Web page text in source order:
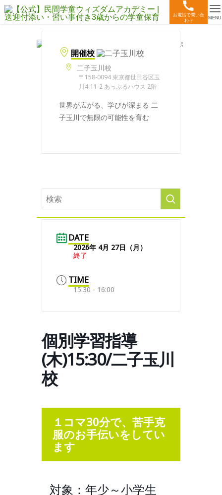
お電話で問い合
わせ
MENU
開催校
二子玉川校
〒158-0094 東京都世田谷区玉
川4-11-2 あっぷるハウス 2階
世界が広がる、学びが深まる 二
子玉川で無限の可能性を育む
DATE
2026年 4月 27日（月）
終了
TIME
15:30 - 16:00
個別学習指導
(木)15:30/二子玉川
校
１コマ30分で、苦手克
服のお手伝いをしてい
ます
対象：年少～小学生